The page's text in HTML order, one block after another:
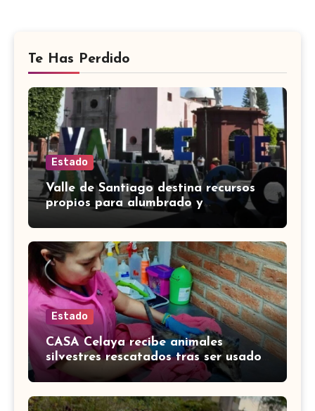
Te Has Perdido
Estado
Valle de Santiago destina recursos
propios para alumbrado y
equipamiento en obras financiadas
Estado
CASA Celaya recibe animales
silvestres rescatados tras ser usados
como mascotas